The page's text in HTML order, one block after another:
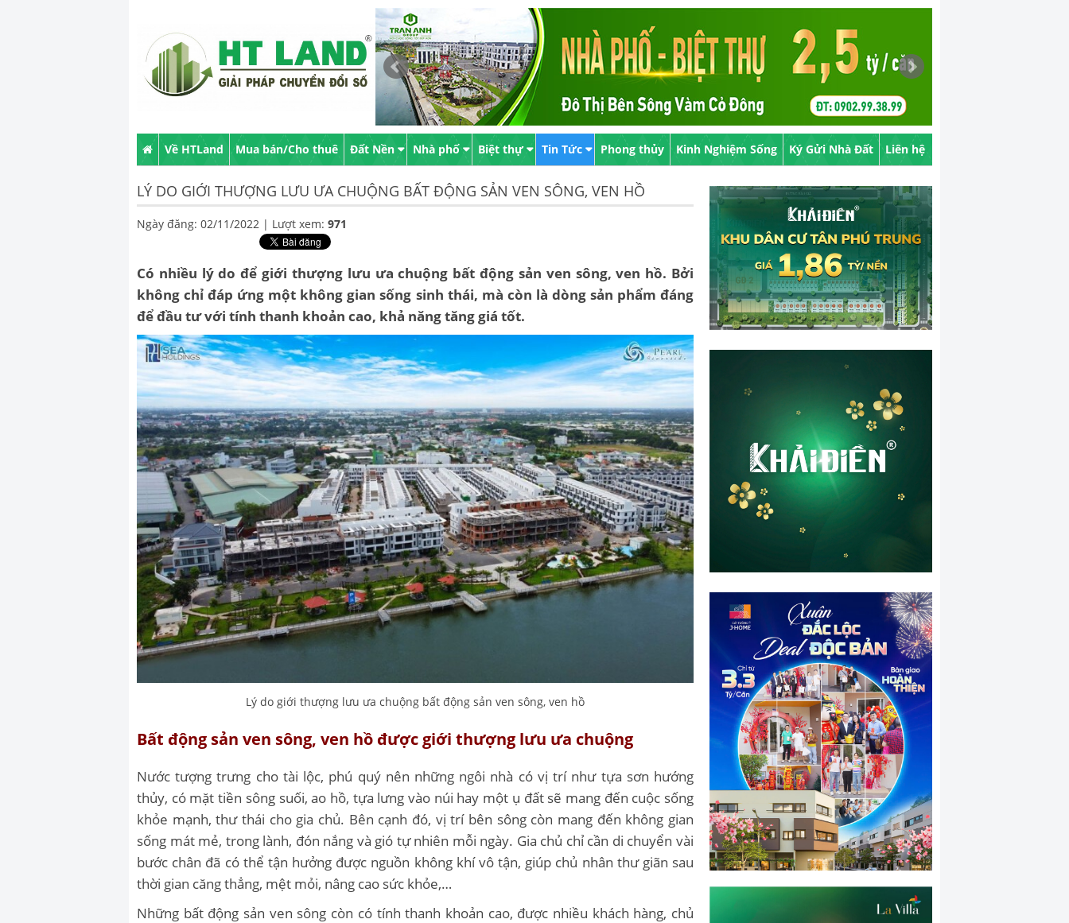
Về HTLand Mua bán/Cho thuê Đất Nền Nhà phố Biệt thự Tin Tức Phong thủy Kinh Nghiệm Sống Ký Gửi Nhà Đất Liên hệ
LÝ DO GIỚI THƯỢNG LƯU ƯA CHUỘNG BẤT ĐỘNG SẢN VEN SÔNG, VEN HỒ
Ngày đăng: 02/11/2022 | Lượt xem: 971
Có nhiều lý do để giới thượng lưu ưa chuộng bất động sản ven sông, ven hồ. Bởi
không chỉ đáp ứng một không gian sống sinh thái, mà còn là dòng sản phẩm đáng
để đầu tư với tính thanh khoản cao, khả năng tăng giá tốt.
Lý do giới thượng lưu ưa chuộng bất động sản ven sông, ven hồ
Bất động sản ven sông, ven hồ được giới thượng lưu ưa chuộng
Nước tượng trưng cho tài lộc, phú quý nên những ngôi nhà có vị trí như tựa sơn hướng
thủy, có mặt tiền sông suối, ao hồ, tựa lưng vào núi hay một ụ đất sẽ mang đến cuộc sống
khỏe mạnh, thư thái cho gia chủ. Bên cạnh đó, vị trí bên sông còn mang đến không gian
sống mát mẻ, trong lành, đón nắng và gió tự nhiên mỗi ngày. Gia chủ chỉ cần di chuyển vài
bước chân đã có thể tận hưởng được nguồn không khí vô tận, giúp chủ nhân thư giãn sau
thời gian căng thẳng, mệt mỏi, nâng cao sức khỏe,…
Những bất động sản ven sông còn có tính thanh khoản cao, được nhiều khách hàng, chủ